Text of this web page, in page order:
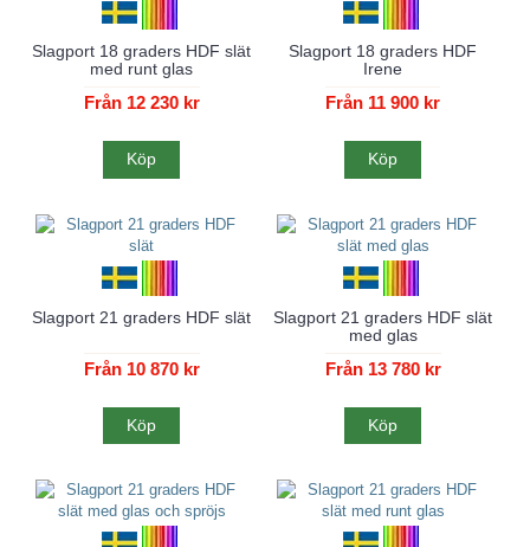
Slagport 18 graders HDF slät
med runt glas
Från 12 230 kr
Köp
Slagport 18 graders HDF
Irene
Från 11 900 kr
Köp
Slagport 21 graders HDF slät
Från 10 870 kr
Köp
Slagport 21 graders HDF slät
med glas
Från 13 780 kr
Köp